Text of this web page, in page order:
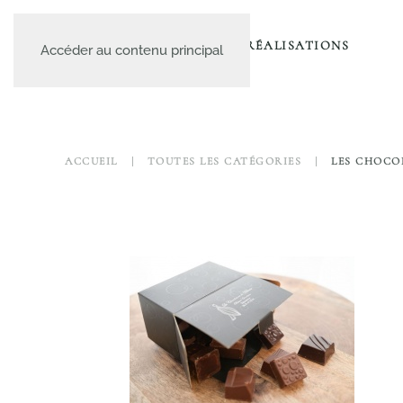
Accéder au contenu principal
A PROPOSLE CATALOGUENOS RÉALISATIONS
ACCUEIL TOUTES LES CATÉGORIES LES